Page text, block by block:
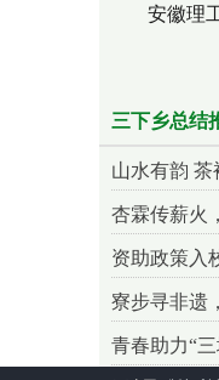
安徽理
三下乡总结
山水有韵
杏霖传薪火
资助政策入
寮步寻非遗
青春助力“